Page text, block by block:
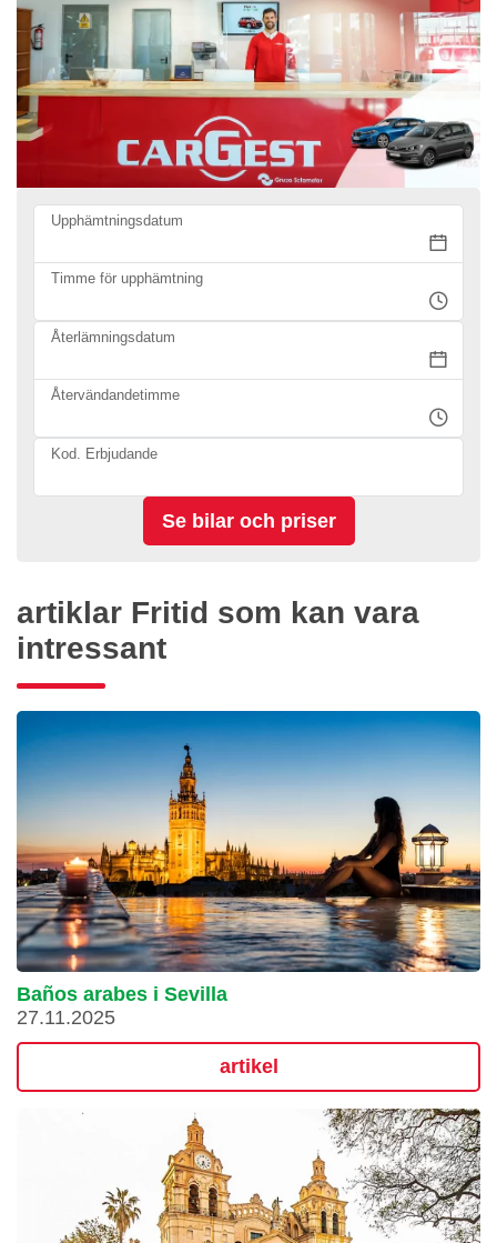
Upphämtningsdatum
Timme för upphämtning
Återlämningsdatum
Återvändandetimme
Kod. Erbjudande
artiklar Fritid som kan vara
intressant
Baños arabes i Sevilla
27.11.2025
artikel